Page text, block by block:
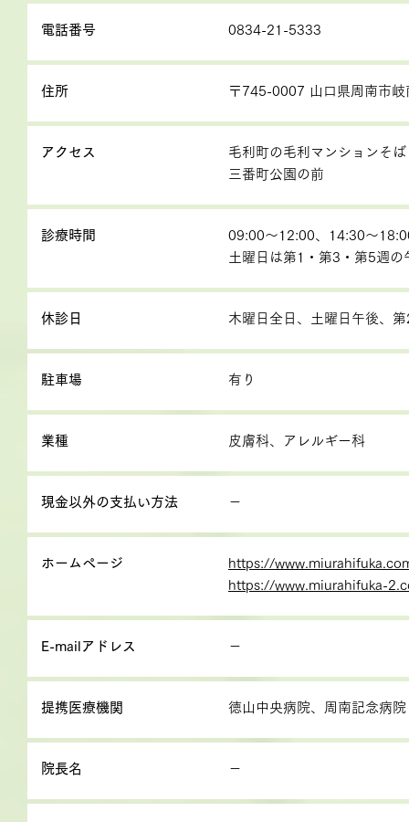
電話番号 0834-21-5333
住所 〒745-0007 山口県周南市
アクセス
毛利町の毛利マンションそば
三番町公園の前
診療時間
09:00～12:00、14:30～
土曜日は第1・第3・第5週の
休診日 木曜日全日、土曜日午後、
駐車場 有り
業種 皮膚科、アレルギー科
現金以外の支払い方法 －
ホームページ
https://
https://www.miurahifuka-
E-mailアドレス －
提携医療機関 徳山中央病院、周南記念病院
院長名 －